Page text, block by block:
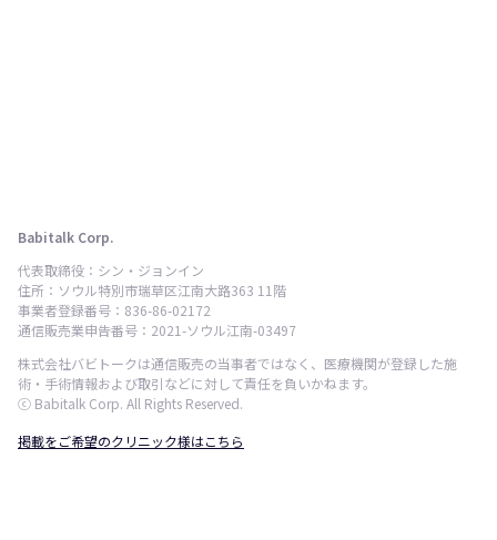
Babitalk Corp.
代表取締役：シン・ジョンイン
住所：ソウル特別市瑞草区江南大路363 11階
事業者登録番号：836-86-02172
通信販売業申告番号：2021-ソウル江南-03497
株式会社バビトークは通信販売の当事者ではなく、医療機関が登録した施
術・手術情報および取引などに対して責任を負いかねます。
ⓒ Babitalk Corp. All Rights Reserved.
掲載をご希望のクリニック様はこちら